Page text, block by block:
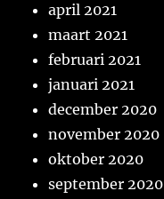
april 2021
maart 2021
februari 2021
januari 2021
december 2020
november 2020
oktober 2020
september 2020